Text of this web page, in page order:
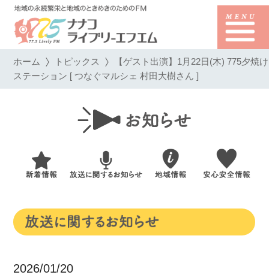
ホーム トピックス 【ゲスト出演】1月22日(木) 775夕焼け
ステーション [ つなぐマルシェ 村田大樹さん ]
2026/01/20